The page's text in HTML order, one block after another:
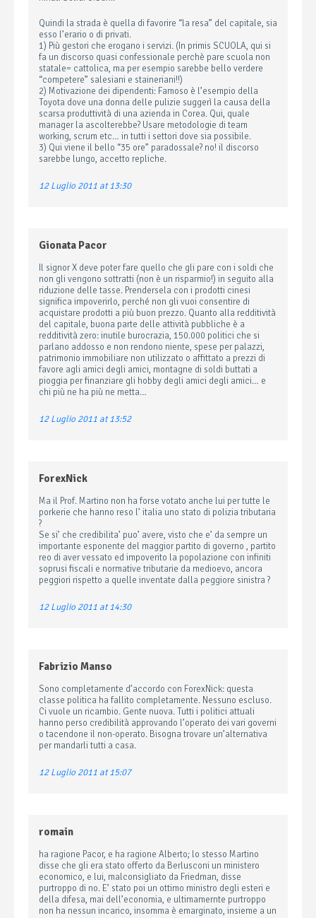
Quindi la strada è quella di favorire “la resa” del capitale, sia
esso l’erario o di privati.
1) Più gestori che erogano i servizi. (In primis SCUOLA, qui si
fa un discorso quasi confessionale perchè pare scuola non
statale= cattolica, ma per esempio sarebbe bello verdere
“competere” salesiani e staineriani!!)
2) Motivazione dei dipendenti: Famoso è l’esempio della
Toyota dove una donna delle pulizie suggerì la causa della
scarsa produttività di una azienda in Corea. Qui, quale
manager la ascolterebbe? Usare metodologie di team
working, scrum etc… in tutti i settori dove sia possibile.
3) Qui viene il bello “35 ore” paradossale? no! il discorso
sarebbe lungo, accetto repliche.
12 Luglio 2011 at 13:30
Gionata Pacor
Il signor X deve poter fare quello che gli pare con i soldi che
non gli vengono sottratti (non è un risparmio!) in seguito alla
riduzione delle tasse. Prendersela con i prodotti cinesi
significa impoverirlo, perché non gli vuoi consentire di
acquistare prodotti a più buon prezzo. Quanto alla redditività
del capitale, buona parte delle attività pubbliche è a
redditività zero: inutile burocrazia, 150.000 politici che si
parlano addosso e non rendono niente, spese per palazzi,
patrimonio immobiliare non utilizzato o affittato a prezzi di
favore agli amici degli amici, montagne di soldi buttati a
pioggia per finanziare gli hobby degli amici degli amici… e
chi più ne ha più ne metta…
12 Luglio 2011 at 13:52
ForexNick
Ma il Prof. Martino non ha forse votato anche lui per tutte le
porkerie che hanno reso l’ italia uno stato di polizia tributaria
?
Se si’ che credibilita’ puo’ avere, visto che e’ da sempre un
importante esponente del maggior partito di governo , partito
reo di aver vessato ed impoverito la popolazione con infiniti
soprusi fiscali e normative tributarie da medioevo, ancora
peggiori rispetto a quelle inventate dalla peggiore sinistra ?
12 Luglio 2011 at 14:30
Fabrizio Manso
Sono completamente d’accordo con ForexNick: questa
classe politica ha fallito completamente. Nessuno escluso.
Ci vuole un ricambio. Gente nuova. Tutti i politici attuali
hanno perso credibilità approvando l’operato dei vari governi
o tacendone il non-operato. Bisogna trovare un’alternativa
per mandarli tutti a casa.
12 Luglio 2011 at 15:07
romain
ha ragione Pacor, e ha ragione Alberto; lo stesso Martino
disse che gli era stato offerto da Berlusconi un ministero
economico, e lui, malconsigliato da Friedman, disse
purtroppo di no. E’ stato poi un ottimo ministro degli esteri e
della difesa, mai dell’economia, e ultimamernte purtroppo
non ha nessun incarico, insomma è emarginato, insieme a un